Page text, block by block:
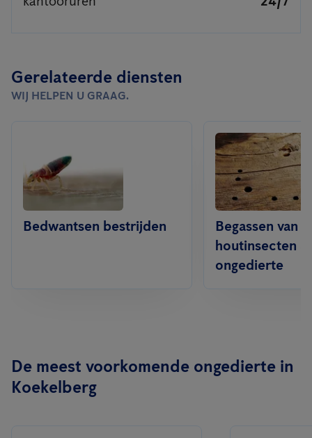
Gerelateerde diensten
WIJ HELPEN U GRAAG.
Bedwantsen bestrijden
Begassen van
houtinsecten
ongedierte
De meest voorkomende ongedierte in
Koekelberg